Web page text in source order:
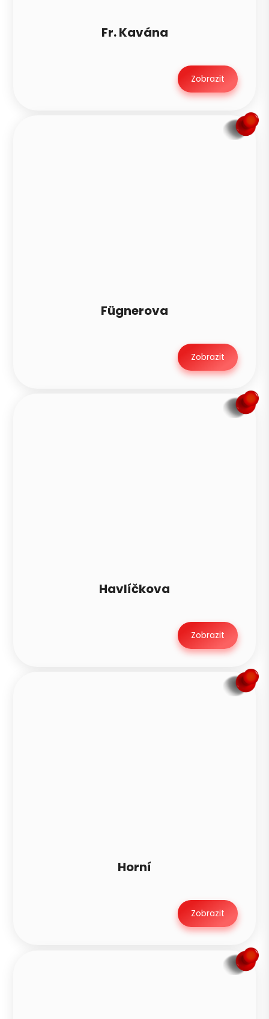
Fr. Kavána
Zobrazit
Fügnerova
Zobrazit
Havlíčkova
Zobrazit
Horní
Zobrazit